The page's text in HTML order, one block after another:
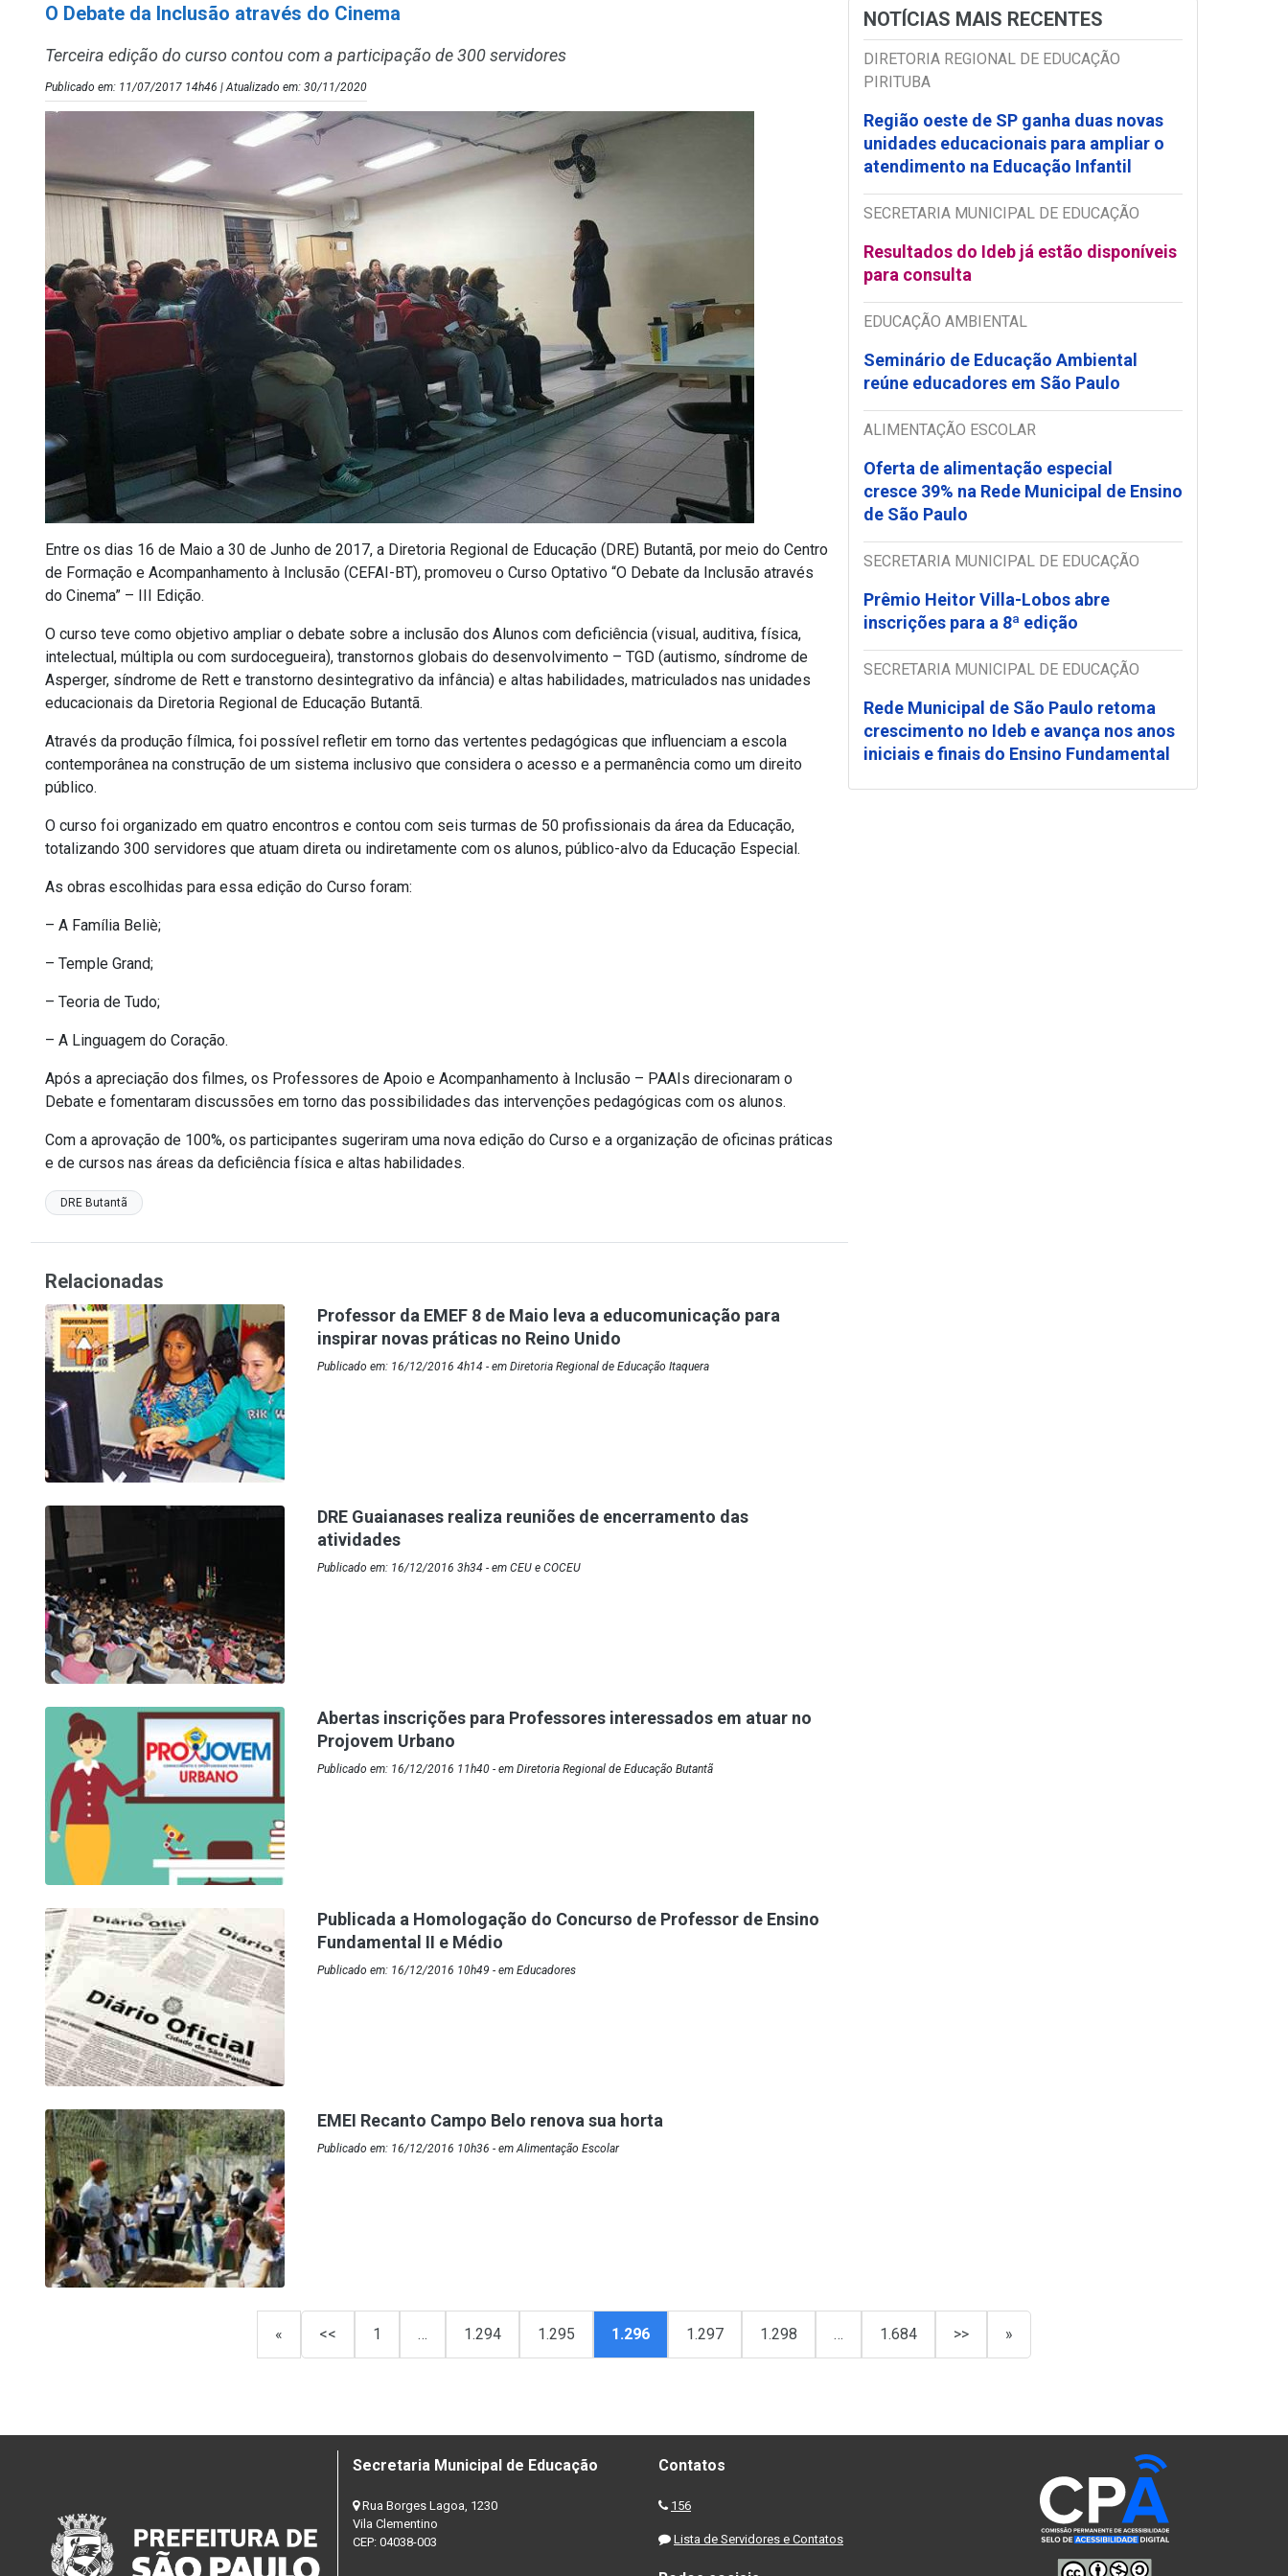
O Debate da Inclusão através do Cinema
Terceira edição do curso contou com a participação de 300 servidores
Publicado em: 11/07/2017 14h46 | Atualizado em: 30/11/2020
Entre os dias 16 de Maio a 30 de Junho de 2017, a Diretoria Regional de Educação (DRE) Butantã, por meio do Centro
de Formação e Acompanhamento à Inclusão (CEFAI-BT), promoveu o Curso Optativo “O Debate da Inclusão através
do Cinema” – III Edição.
O curso teve como objetivo ampliar o debate sobre a inclusão dos Alunos com deficiência (visual, auditiva, física,
intelectual, múltipla ou com surdocegueira), transtornos globais do desenvolvimento – TGD (autismo, síndrome de
Asperger, síndrome de Rett e transtorno desintegrativo da infância) e altas habilidades, matriculados nas unidades
educacionais da Diretoria Regional de Educação Butantã.
Através da produção fílmica, foi possível refletir em torno das vertentes pedagógicas que influenciam a escola
contemporânea na construção de um sistema inclusivo que considera o acesso e a permanência como um direito
público.
O curso foi organizado em quatro encontros e contou com seis turmas de 50 profissionais da área da Educação,
totalizando 300 servidores que atuam direta ou indiretamente com os alunos, público-alvo da Educação Especial.
As obras escolhidas para essa edição do Curso foram:
– A Família Beliè;
– Temple Grand;
– Teoria de Tudo;
– A Linguagem do Coração.
Após a apreciação dos filmes, os Professores de Apoio e Acompanhamento à Inclusão – PAAIs direcionaram o
Debate e fomentaram discussões em torno das possibilidades das intervenções pedagógicas com os alunos.
Com a aprovação de 100%, os participantes sugeriram uma nova edição do Curso e a organização de oficinas práticas
e de cursos nas áreas da deficiência física e altas habilidades.
DRE Butantã
NOTÍCIAS MAIS RECENTES
DIRETORIA REGIONAL DE EDUCAÇÃO
PIRITUBA
Região oeste de SP ganha duas novas
unidades educacionais para ampliar o
atendimento na Educação Infantil
SECRETARIA MUNICIPAL DE EDUCAÇÃO
Resultados do Ideb já estão disponíveis
para consulta
EDUCAÇÃO AMBIENTAL
Seminário de Educação Ambiental
reúne educadores em São Paulo
ALIMENTAÇÃO ESCOLAR
Oferta de alimentação especial
cresce 39% na Rede Municipal de Ensino
de São Paulo
SECRETARIA MUNICIPAL DE EDUCAÇÃO
Prêmio Heitor Villa-Lobos abre
inscrições para a 8ª edição
SECRETARIA MUNICIPAL DE EDUCAÇÃO
Rede Municipal de São Paulo retoma
crescimento no Ideb e avança nos anos
iniciais e finais do Ensino Fundamental
Relacionadas
Professor da EMEF 8 de Maio leva a educomunicação para
inspirar novas práticas no Reino Unido
Publicado em: 16/12/2016 4h14 - em Diretoria Regional de Educação Itaquera
DRE Guaianases realiza reuniões de encerramento das
atividades
Publicado em: 16/12/2016 3h34 - em CEU e COCEU
Abertas inscrições para Professores interessados em atuar no
Projovem Urbano
Publicado em: 16/12/2016 11h40 - em Diretoria Regional de Educação Butantã
Publicada a Homologação do Concurso de Professor de Ensino
Fundamental II e Médio
Publicado em: 16/12/2016 10h49 - em Educadores
EMEI Recanto Campo Belo renova sua horta
Publicado em: 16/12/2016 10h36 - em Alimentação Escolar
« << 1 … 1.294 1.295 1.296 1.297 1.298 … 1.684 >> »
Secretaria Municipal de Educação
Rua Borges Lagoa, 1230
Vila Clementino
CEP: 04038-003
Contatos
156
Lista de Servidores e Contatos